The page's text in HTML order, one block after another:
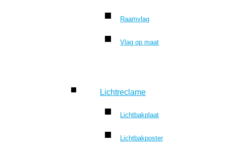
Raamvlag
Vlag op maat
Lichtreclame
Lichtbakplaat
Lichtbakposter